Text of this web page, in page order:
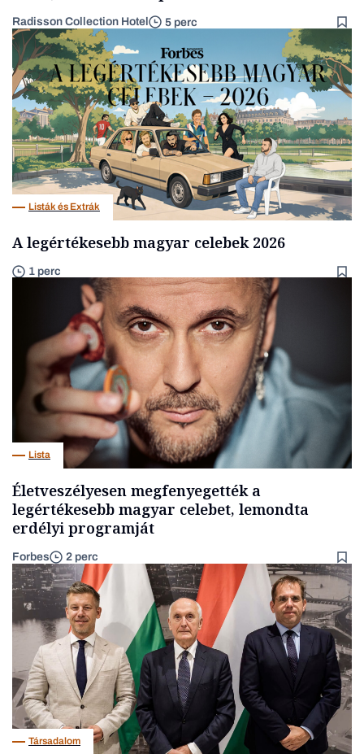
Radisson Collection Hotel 5 perc
Listák és Extrák
A legértékesebb magyar celebek 2026
1 perc
Lista
Életveszélyesen megfenyegették a
legértékesebb magyar celebet, lemondta
erdélyi programját
Forbes 2 perc
Társadalom